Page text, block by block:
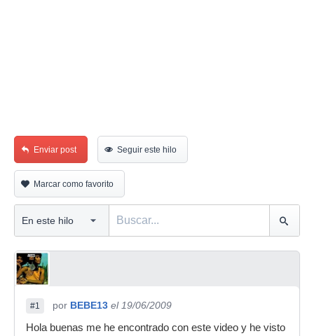
Enviar post Seguir este hilo
Marcar como favorito
#1 por BEBE13 el 19/06/2009
Hola buenas me he encontrado con este video y he visto